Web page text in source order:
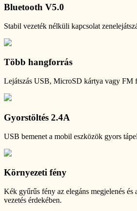
Bluetooth V5.0
Stabil vezeték nélküli kapcsolat
Több hangforrás
Lejátszás USB, MicroSD kártya vagy FM
Gyorstöltés 2.4A
USB bemenet a mobil eszközök gyors
Környezeti fény
Kék gyűrűs fény az elegáns megjelenés és
vezetés érdekében.